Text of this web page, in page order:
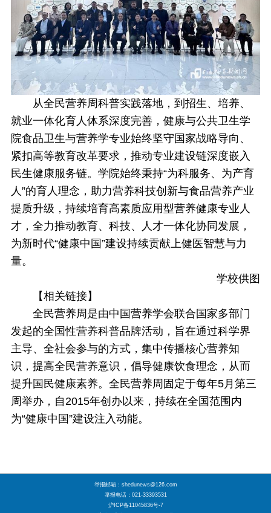
从全民营养周科普实践落地，到招生、培养、
就业一体化育人体系深度完善，健康与公共卫生学
院食品卫生与营养学专业始终坚守国家战略导向、
紧扣高等教育改革要求，推动专业建设链深度嵌入
民生健康服务链。学院始终秉持“为科服务、为产育
人”的育人理念，助力营养科技创新与食品营养产业
提质升级，持续培育高素质应用型营养健康专业人
才，全力推动教育、科技、人才一体化协同发展，
为新时代“健康中国”建设持续贡献上健医智慧与力
量。
学校供图
【相关链接】
全民营养周是由中国营养学会联合国家多部门
发起的全国性营养科普品牌活动，旨在通过科学界
主导、全社会参与的方式，集中传播核心营养知
识，提高全民营养意识，倡导健康饮食理念，从而
提升国民健康素养。全民营养周固定于每年5月第三
周举办，自2015年创办以来，持续在全国范围内
为“健康中国”建设注入动能。
举报邮箱：shedunews@126.com
举报电话：021-33393531
沪ICP备11045836号-7